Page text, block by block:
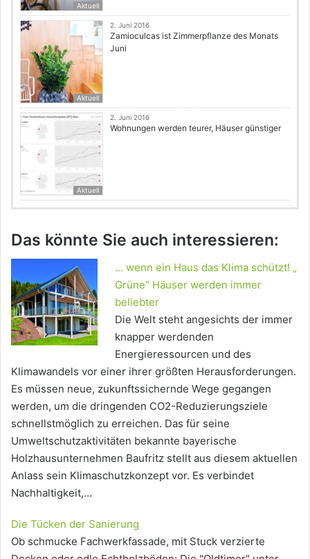
Aktuell
Aktuell
2. Juni 2016
Zamioculcas ist Zimmerpflanze des Monats
Juni
Aktuell
2. Juni 2016
Wohnungen werden teurer, Häuser günstiger
Das könnte Sie auch interessieren:
... wenn ein Haus das Klima schützt! „
Grüne“ Häuser werden immer
beliebter
Die Welt steht angesichts der immer
knapper werdenden
Energieressourcen und des
Klimawandels vor einer ihrer größten Herausforderungen.
Es müssen neue, zukunftssichernde Wege gegangen
werden, um die dringenden CO2-Reduzierungsziele
schnellstmöglich zu erreichen. Das für seine
Umweltschutzaktivitäten bekannte bayerische
Holzhausunternehmen Baufritz stellt aus diesem aktuellen
Anlass sein Klimaschutzkonzept vor. Es verbindet
Nachhaltigkeit,…
Die Tücken der Sanierung
Ob schmucke Fachwerkfassade, mit Stuck verzierte